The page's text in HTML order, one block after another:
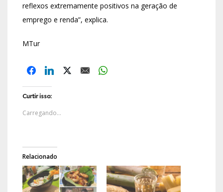
reflexos extremamente positivos na geração de
emprego e renda”, explica.
MTur
Curtir isso:
Carregando...
Relacionado